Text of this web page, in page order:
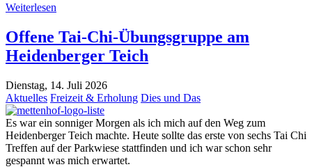
Weiterlesen
Offene Tai-Chi-Übungsgruppe am
Heidenberger Teich
Dienstag, 14. Juli 2026
Aktuelles Freizeit & Erholung Dies und Das
Es war ein sonniger Morgen als ich mich auf den Weg zum
Heidenberger Teich machte. Heute sollte das erste von sechs Tai Chi
Treffen auf der Parkwiese stattfinden und ich war schon sehr
gespannt was mich erwartet.